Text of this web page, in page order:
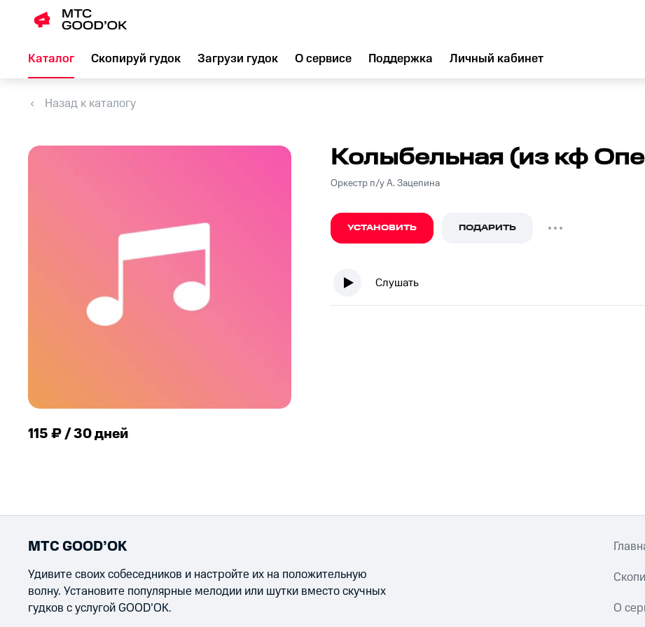
Каталог Скопируй гудок Загрузи гудок О сервисе Поддержка Личный кабинет
Назад к каталогу
115 ₽ / 30 дней
Кoлыбeльнaя (из кф
Оркестр п/у А. Зацепина
УСТАНОВИТЬ ПОДАРИТЬ
Слушать
МТС GOOD’OK
Удивите своих собеседников и настройте их на положительную
волну. Установите популярные мелодии или шутки вместо скучных
гудков с услугой GOOD’OK.
О